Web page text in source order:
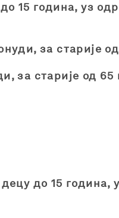
15 година, уз
за старије
за старије од 65
до 15